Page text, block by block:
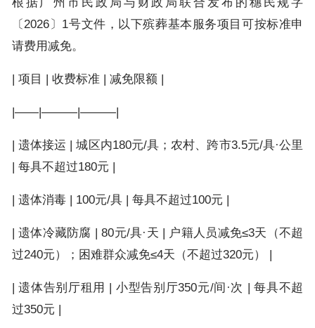
〔2026〕1号文件，以下殡葬基本服务项目可按标准申
请费用减免。
| 项目 | 收费标准 | 减免限额 |
|——|———|———|
| 遗体接运 | 城区内180元/具；农村、跨市3.5元/具·公里
| 每具不超过180元 |
| 遗体消毒 | 100元/具 | 每具不超过100元 |
| 遗体冷藏防腐 | 80元/具·天 | 户籍人员减免≤3天（不超
过240元）；困难群众减免≤4天（不超过320元） |
| 遗体告别厅租用 | 小型告别厅350元/间·次 | 每具不超
过350元 |